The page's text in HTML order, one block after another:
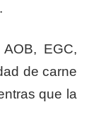
EGC,
de carne
que la